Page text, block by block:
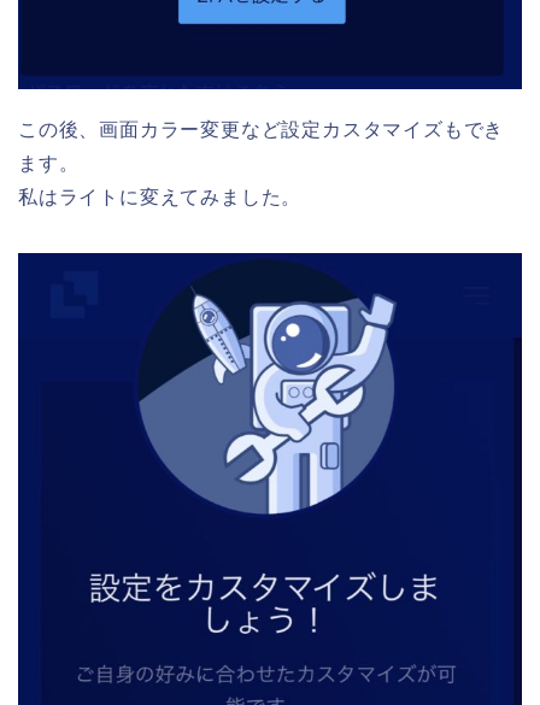
この後、画面カラー変更など設定カスタマイズもでき
ます。
私はライトに変えてみました。